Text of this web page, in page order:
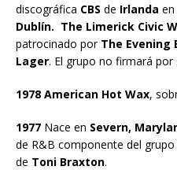
discográfica CBS de Irlanda
Dublín. The Limerick Civic
patrocinado porThe Evening
Lager. El grupo no firmará por
1978 American Hot Wax,
1977 Nace en Severn,
de R&B componente del grupo
de Toni Braxton.